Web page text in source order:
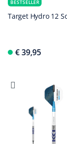
BESTSELLER
Target Hydro 12
€ 39,95